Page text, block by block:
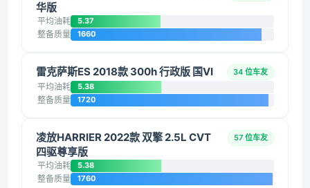
华版
平均油耗 5.37
整备质量 1660
雷克萨斯ES 2018款 300h 行政版 国VI 34 位车友
平均油耗 5.38
整备质量 1720
凌放HARRIER 2022款 双擎 2.5L CVT
四驱尊享版
57 位车友
平均油耗 5.38
整备质量 1760